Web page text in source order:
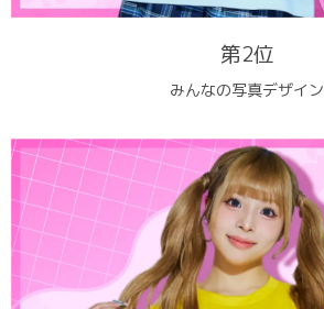
第2位
みんなの写真デザイン